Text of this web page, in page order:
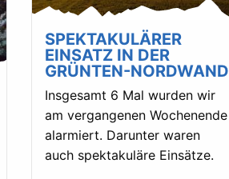
SPEKTAKULÄRER
EINSATZ IN DER
GRÜNTEN-NORDWAND
Insgesamt 6 Mal wurden wir
am vergangenen Wochenende
alarmiert. Darunter waren
auch spektakuläre Einsätze.